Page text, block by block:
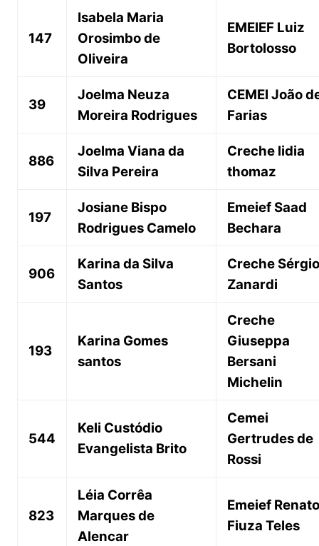
147
Isabela Maria
Orosimbo de
Oliveira
EMEIEF Luiz
Bortolosso
39
Joelma Neuza
Moreira Rodrigues
CEMEI João
Farias
886
Joelma Viana da
Silva Pereira
Creche lidia
thomaz
197
Josiane Bispo
Rodrigues Camelo
Emeief Saad
Bechara
906
Karina da Silva
Santos
Creche Sérgio
Zanardi
193
Karina Gomes
santos
Creche
Giuseppa
Bersani
Michelin
544
Keli Custódio
Evangelista Brito
Cemei
Gertrudes de
Rossi
823
Léia Corrêa
Marques de
Alencar
Emeief Renato
Fiuza Teles